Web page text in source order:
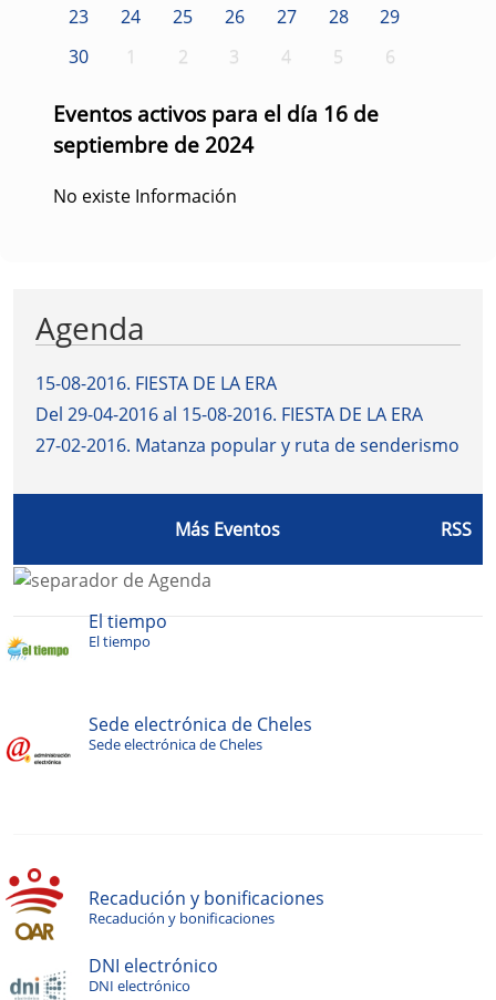
23
24 25 26 27 28
29
30
1 2 3 4 5 6
Eventos activos para el día 16 de
septiembre de 2024
No existe Información
Agenda
15-08-2016. FIESTA DE LA ERA
Del 29-04-2016 al 15-08-2016. FIESTA DE LA ERA
27-02-2016. Matanza popular y ruta de senderismo
Más Eventos RSS
El tiempo
El tiempo
Sede electrónica de Cheles
Sede electrónica de Cheles
Recadución y bonificaciones
Recadución y bonificaciones
DNI electrónico
DNI electrónico